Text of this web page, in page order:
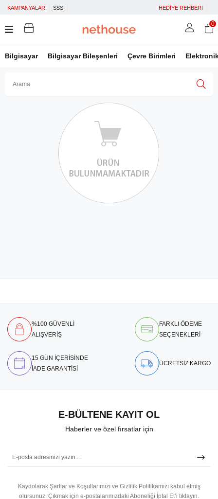
KAMPANYALAR SSS HEDİYE REHBERİ
Bilgisayar Bilgisayar Bileşenleri Çevre Birimleri
Üye Ol Facebook İle Bağlan
Google İle Bağlan
0
%100 GÜVENLİ
ALIŞVERİŞ
FARKLI ÖDEME
SEÇENEKLERİ
15 GÜN İÇERİSİNDE
İADE GARANTİSİ
ÜCRETSİZ KARGO
E-BÜLTENE KAYIT OL
Haberler ve özel fırsatlar için
Kaydolarak Şartlar ve Koşullarımızı ve Gizlilik Politikamızı kabul etmiş
olursunuz. Çıkmak için e-postalarımızdaki Aboneliği İptal Et’i tıklayın.